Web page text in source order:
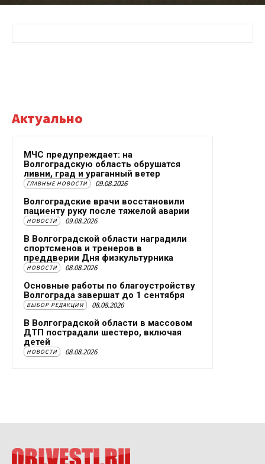
Актуально
МЧС предупреждает: на
Волгоградскую область обрушатся
ливни, град и ураганный ветер
ГЛАВНЫЕ НОВОСТИ 09.08.2026
Волгоградские врачи восстановили
пациенту руку после тяжелой аварии
НОВОСТИ 09.08.2026
В Волгоградской области наградили
спортсменов и тренеров в
преддверии Дня физкультурника
НОВОСТИ 08.08.2026
Основные работы по благоустройству
Волгограда завершат до 1 сентября
ВЫБОР РЕДАКЦИИ 08.08.2026
В Волгоградской области в массовом
ДТП пострадали шестеро, включая
детей
НОВОСТИ 08.08.2026